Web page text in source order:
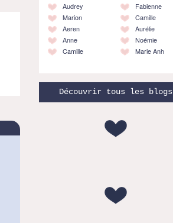
Audrey
Marion
Aeren
Anne
Camille
Fabienne
Camille
Aurélie
Noémie
Marie Anh
Découvrir tous les blogs